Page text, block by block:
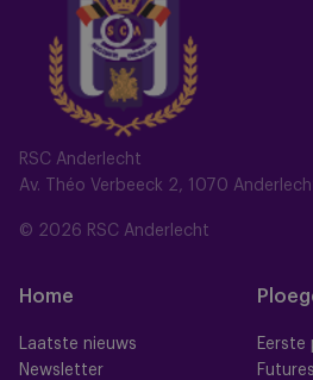
RSC Anderlecht
Av. Théo Verbeeck 2, 1070
© 2026 RSC Anderlecht
Home
Laatste nieuws
Newsletter
Eerste
Futures